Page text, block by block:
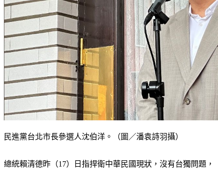
民進黨台北市長參選人沈伯洋。（圖／潘袁詩羽攝）
總統賴清德昨（17）日指捍衛中華民國現狀，沒有台獨問題，